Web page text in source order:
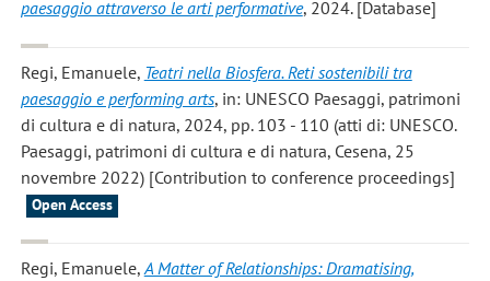
paesaggio attraverso le arti performative, 2024. [Database]
Regi, Emanuele, Teatri nella Biosfera. Reti sostenibili tra
paesaggio e performing arts, in: UNESCO Paesaggi, patrimoni
di cultura e di natura, 2024, pp. 103 - 110 (atti di: UNESCO.
Paesaggi, patrimoni di cultura e di natura, Cesena, 25
novembre 2022) [Contribution to conference proceedings]
Open Access
Regi, Emanuele, A Matter of Relationships: Dramatising,